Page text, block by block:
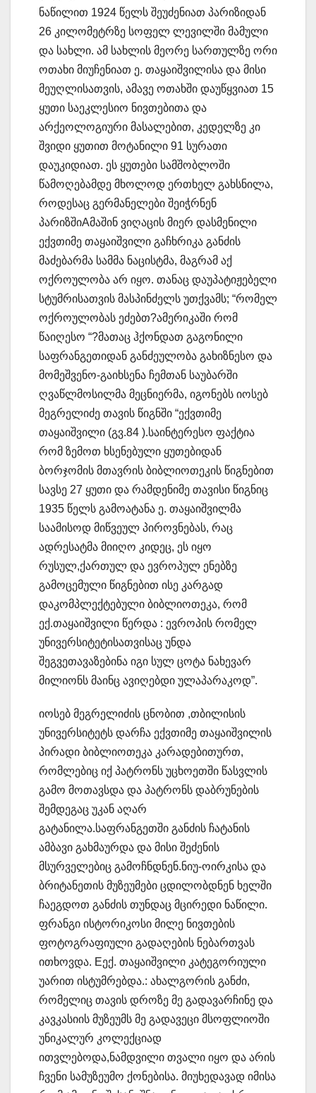
ნაწილით 1924 წელს შეუძენიათ პარიზიდან
26 კილომეტრზე სოფელ ლევილში მამული
და სახლი. ამ სახლის მეორე სართულზე ორი
ოთახი მიუჩენიათ ე. თაყაიშვილისა და მისი
მეუღლისათვის, ამავე ოთახში დაუწყვიათ 15
ყუთი საეკლესიო ნივთებითა და
არქეოლოგიური მასალებით, კედელზე კი
შვიდი ყუთით მოტანილი 91 სურათი
დაუკიდიათ. ეს ყუთები სამშობლოში
წამოღებამდე მხოლოდ ერთხელ გახსნილა,
როდესაც გერმანელები შეიჭრნენ
პარიზშიAმაშინ ვიღაცის მიერ დასმენილი
ექვთიმე თაყაიშვილი გაჩხრიკა განძის
მაძებარმა სამმა ნაცისტმა, მაგრამ აქ
ოქროულობა არ იყო. თანაც დაუპატიჟებელი
სტუმრისათვის მასპინძელს უთქვამს; “რომელ
ოქროულობას ეძებთ?ამერიკაში რომ
წაიღესო “?მათაც ჰქონდათ გაგონილი
საფრანგეთიდან განძეულობა გახიზნესო და
მომეშვენო-გაიხსენა ჩემთან საუბარში
ღვაწლმოსილმა მეცნიერმა, იგონებს იოსებ
მეგრელიძე თავის წიგნში “ექვთიმე
თაყაიშვილი (გვ.84 ).საინტერესო ფაქტია
რომ ზემოთ ხსენებული ყუთებიდან
ბორჯომის მთავრის ბიბლიოთეკის წიგნებით
სავსე 27 ყუთი და რამდენიმე თავისი წიგნიც
1935 წელს გამოატანა ე. თაყაიშვილმა
საამისოდ მიწვეულ პიროვნებას, რაც
ადრესატმა მიიღო კიდეც, ეს იყო
რუსულ,ქართულ და ევროპულ ენებზე
გამოცემული წიგნებით ისე კარგად
დაკომპლექტებული ბიბლიოთეკა, რომ
ექ.თაყაიშვილი წერდა : ევროპის რომელ
უნივერსიტეტისათვისაც უნდა
შეგვეთავაზებინა იგი სულ ცოტა ნახევარ
მილიონს მაინც ავიღებდი ულაპარაკოდ”.
იოსებ მეგრელიძის ცნობით ,თბილისის
უნივერსიტეტს დარჩა ექვთიმე თაყაიშვილის
პირადი ბიბლიოთეკა კარადებითურთ,
რომლებიც იქ პატრონს უცხოეთში წასვლის
გამო მოთავსდა და პატრონს დაბრუნების
შემდეგაც უკან აღარ
გატანილა.საფრანგეთში განძის ჩატანის
ამბავი გახმაურდა და მისი შეძენის
მსურველებიც გამოჩნდნენ.ნიუ-ოირკისა და
ბრიტანეთის მუზეუმები ცდილობდნენ ხელში
ჩაეგდოთ განძის თუნდაც მცირედი ნაწილი.
ფრანგი ისტორიკოსი მილე ნივთების
ფოტოგრაფიული გადაღების ნებართვას
ითხოვდა. Eექ. თაყაიშვილი კატეგორიული
უარით ისტუმრებდა.: ახალგორის განძი,
რომელიც თავის დროზე მე გადავარჩინე და
კავკასიის მუზეუმს მე გადავეცი მსოფლიოში
უნიკალურ კოლექციად
ითვლებოდა,ნამდვილი თვალი იყო და არის
ჩვენი სამუზეუმო ქონებისა. მიუხედავად იმისა